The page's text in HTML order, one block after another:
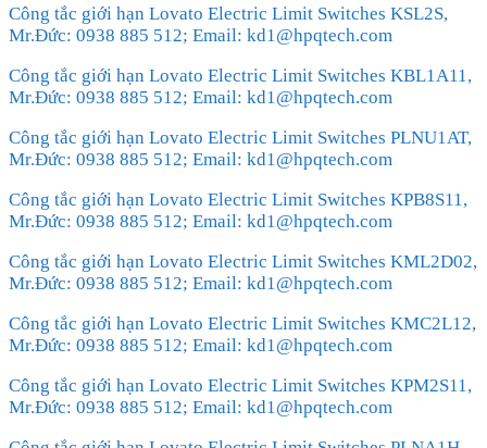
Công tắc giới hạn Lovato Electric Limit Switches KSL2S,
Mr.Đức: 0938 885 512; Email: kd1@hpqtech.com
Công tắc giới hạn Lovato Electric Limit Switches KBL1A11,
Mr.Đức: 0938 885 512; Email: kd1@hpqtech.com
Công tắc giới hạn Lovato Electric Limit Switches PLNU1AT,
Mr.Đức: 0938 885 512; Email: kd1@hpqtech.com
Công tắc giới hạn Lovato Electric Limit Switches KPB8S11,
Mr.Đức: 0938 885 512; Email: kd1@hpqtech.com
Công tắc giới hạn Lovato Electric Limit Switches KML2D02,
Mr.Đức: 0938 885 512; Email: kd1@hpqtech.com
Công tắc giới hạn Lovato Electric Limit Switches KMC2L12,
Mr.Đức: 0938 885 512; Email: kd1@hpqtech.com
Công tắc giới hạn Lovato Electric Limit Switches KPM2S11,
Mr.Đức: 0938 885 512; Email: kd1@hpqtech.com